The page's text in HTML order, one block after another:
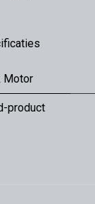
Motor
product